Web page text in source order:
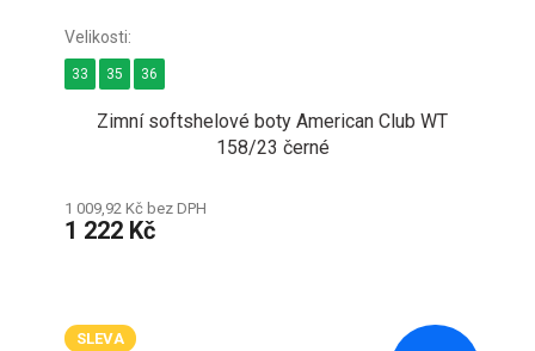
Zimní softshelové boty American Club WT
158/23 černé
1 009,92 Kč bez DPH
1 222 Kč
33 35 36
SLEVA